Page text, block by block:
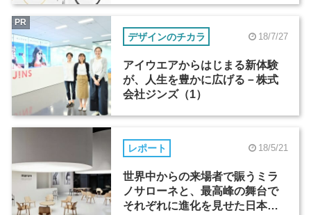
デザインのチカラ 18/7/27
アイウエアからはじまる新体験
が、人生を豊かに広げる－株式
会社ジンズ（1）
PR
レポート 18/5/21
世界中からの来場者で賑うミラ
ノサローネと、最高峰の舞台で
それぞれに進化を見せた日本企